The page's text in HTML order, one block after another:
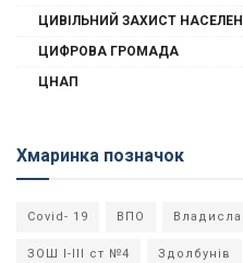
ЦИВІЛЬНИЙ ЗАХИСТ
ЦИФРОВА ГРОМАДА
ЦНАП
Хмаринка позначок
Covid- 19 ВПО
ЗОШ І-ІІІ ст №4 Здолбунів